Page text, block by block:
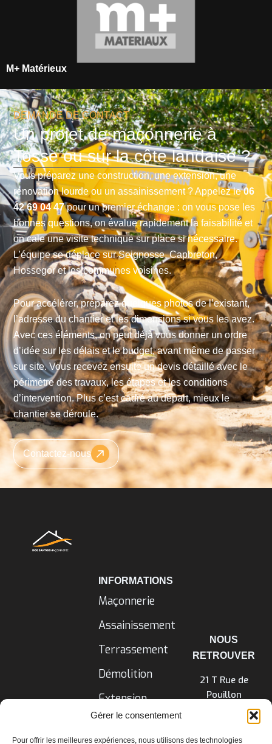
Gérer le consentement
Pour offrir les meilleures expériences, nous utilisons des technologies
M+ Matérieux
DEMANDE DE CONTACT
Un projet de maçonnerie à
Tosse ou sur la côte landaise ?
Vous préparez une construction, une extension, une
rénovation lourde ou un assainissement ? Appelez le06
42 69 04 47pour un premier échange : on vous pose les
bonnes questions, on évalue rapidement la faisabilité et
on cale une visite technique sur place si nécessaire.
L’équipe se déplace sur Seignosse, Capbreton,
Hossegor et les communes voisines.
Pour accélérer, préparez quelques photos de l’existant,
l’adresse du chantier et les dimensions si vous les avez.
Avec ces éléments, on peut déjà vous donner un ordre
d’idée sur les délais et le budget, avant même de passer
sur site. Vous recevez ensuite un devis détaillé avec le
périmètre des travaux, les étapes et les conditions
d’intervention. Plus c’est cadré au départ, mieux le
chantier se déroule.
Contactez-nous
INFORMATIONS
Maçonnerie
Assainissement
Terrassement
Démolition
Extension
Maison
Construction
NOUS
RETROUVER
21 T Rue de
Pouillon
06 42 69 04 47
Contactez-nous